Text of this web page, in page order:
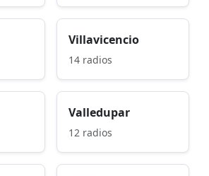
Villavicencio
14 radios
Valledupar
12 radios